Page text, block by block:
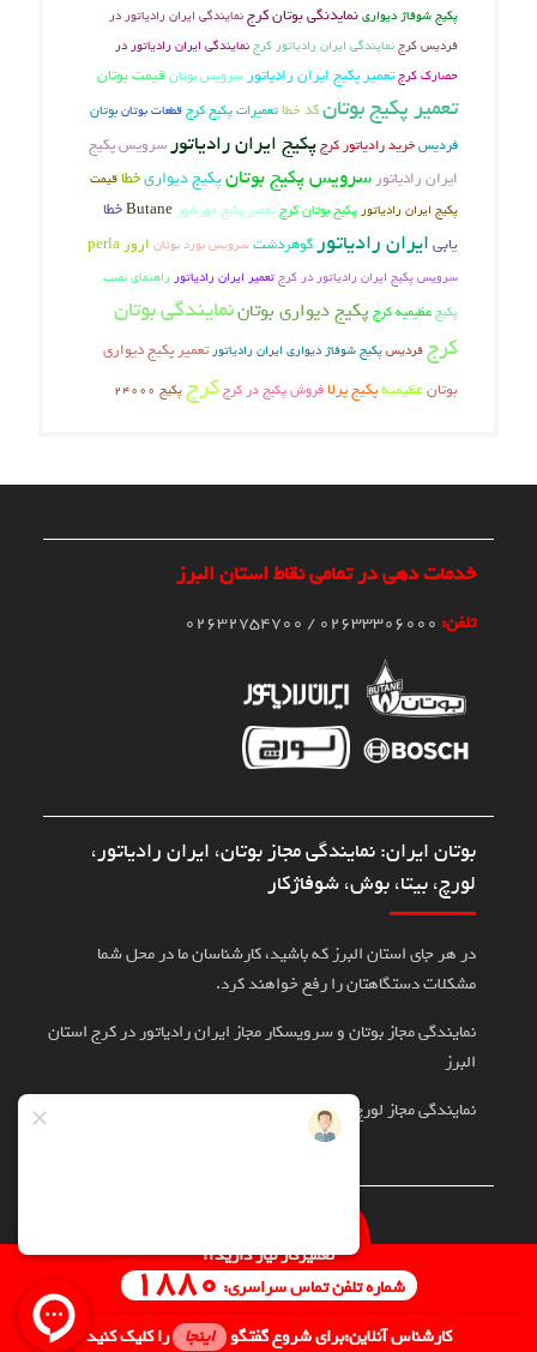
پکیج شوفاژ دیوارینمایدنگی بوتان کرجنمایندگی ایران رادیاتور در
فردیس کرجنمایندگی ایران رادیاتور کرج نمایندگی ایران رادیاتور در
حصارک کرجتعمیر پکیج ایران رادیاتورسرویس بوتان قیمت بوتان
تعمیر پکیج بوتانکد خطاتعمیرات پکیج کرج قطعات بوتان بوتان
فردیسخرید رادیاتور کرجپکیج ایران رادیاتورسرویس پکیج
ایران رادیاتورسرویس پکیج بوتانپکیج دیواریخطاقیمت
پکیج ایران رادیاتورپکیج بوتان کرجتعمیر پکیج مهرشهر Butaneخطا
یابی ایران رادیاتورگوهردشت سرویس بورد بوتان ارور perla
سرویس پکیج ایران رادیاتور در کرجتعمیر ایران رادیاتور راهنمای نصب
پکیجعظیمیه کرج پکیج دیواری بوتاننمایندگی بوتان
کرجفردیسپکیج شوفاژ دیواری ایران رادیاتورتعمیر پکیج دیواری
بوتانعظیمیهپکیج پرلافروش پکیج در کرجکرج پکیج 24000
خدمات دهی در تمامی نقاط استان البرز
تلفن:
بوتان ایران: نمایندگی مجاز بوتان، ایران رادیاتور،
لورچ، بیتا، بوش، شوفاژکار
در هر جای استان البرز که باشید، کارشناسان ما در محل شما
مشکلات دستگاهتان را رفع خواهند کرد.
نمایندگی مجاز بوتان و سرویسکار مجاز ایران رادیاتور در کرج استان
البرز
نمایندگی مجاز لورچ، بوش، بیتا در کرج
تمامی حقوق برای نمایندگی پویان حداد مولایان محفوظ است
تعمیرکار نیاز دارید؟
شماره تلفن تماس سراسری:1880
کارشناس آنلاینبرای شروع گفتگو اینجا را کلیک کنید